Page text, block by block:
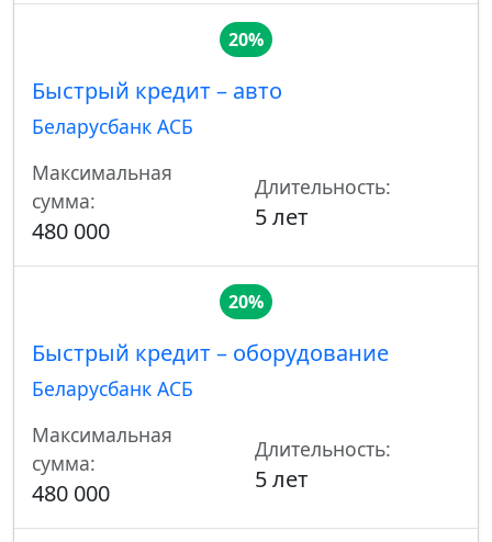
20%
Быстрый кредит – авто
Беларусбанк АСБ
Максимальная
сумма:
480 000
Длительность:
5 лет
20%
Быстрый кредит – оборудование
Беларусбанк АСБ
Максимальная
сумма:
480 000
Длительность:
5 лет